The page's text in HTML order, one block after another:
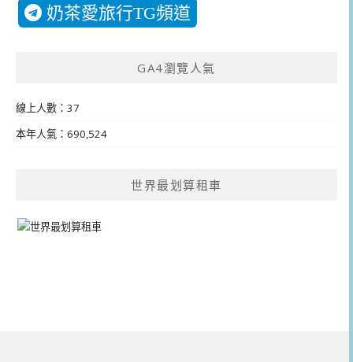
奶茶愛旅行TG頻道
GA4瀏覽人氣
線上人數：37
本年人氣：690,524
世界最划算租車